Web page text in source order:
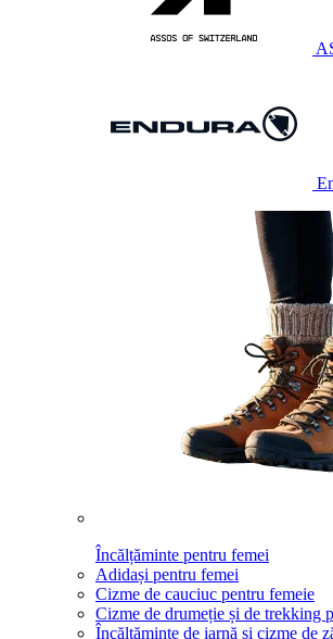
Încălțăminte pentru femei
Adidași pentru femei
Cizme de cauciuc pentru femeie
Cizme de drumeție și de trekking
Încălțăminte de iarnă și cizme de